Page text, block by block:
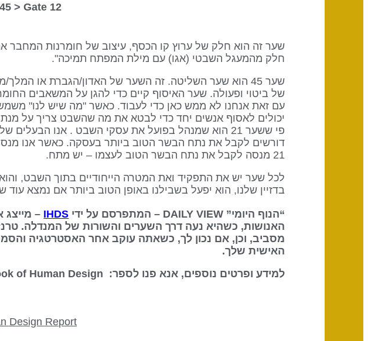
12 Gate 35 <
> Gate
חלק מהמעגל השבטי (אגו) עם מילת המפתח תמיכה".
שער 45 הוא שער השליטה. זה השער של האדון/הגברת או
של ביטוי ופעולה. שער האיסוף קיים כדי להגן על המשאבים
עם זאת אנחנו לא ממש כאן כדי לעבוד. כאשר "מה שיש לנו"
יכולים לאסוף אנשים יחד כדי לבטא את מה שהשבט צריך על
21 מנסה לקבל את נתח הבשר הטוב לעצמו – יש מתח.
בדזיין שלנו, הוא יפעל בשבילנו באופן הטוב ביותר אם נמצא עוד שער 21 שינהל את הממלכה או את העסק
“הנוף היומי” DAILY VIEW – המתפרסם על ידי IHDS
האנושות, כשהיא נעה דרך השערים והשורות של המנדלה.
מסביב, וכן, אם נכון לך, כשאתה עוקב אחר האסטרטגיה
האישית שלך.
למידע ופרטים נוספים, אנא פנו לספר: The Definitive Book of Human Design
Design Report